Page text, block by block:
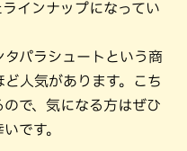
インナップになってい
パラシュートという商
人気があります。こち
で、気になる方はぜひ
です。